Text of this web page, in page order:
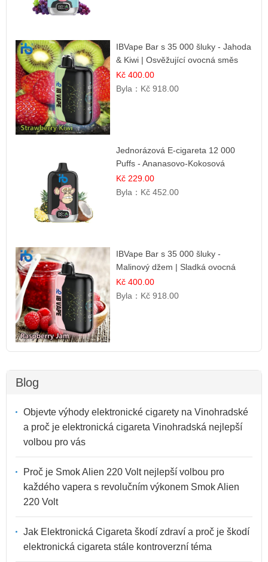
IBVape Bar s 35 000 šluky - Jahoda
& Kiwi | Osvěžující ovocná směs
Kč 400.00
Byla： Kč 918.00
Jednorázová E-cigareta 12 000
Puffs - Ananasovo-Kokosová
Zmrzlina | Tropický dezert
Kč 229.00
Byla： Kč 452.00
IBVape Bar s 35 000 šluky -
Malinový džem | Sladká ovocná
příchuť
Kč 400.00
Byla： Kč 918.00
Blog
Objevte výhody elektronické cigarety na Vinohradské
a proč je elektronická cigareta Vinohradská nejlepší
volbou pro vás
Proč je Smok Alien 220 Volt nejlepší volbou pro
každého vapera s revolučním výkonem Smok Alien
220 Volt
Jak Elektronická Cigareta škodí zdraví a proč je škodí
elektronická cigareta stále kontroverzní téma